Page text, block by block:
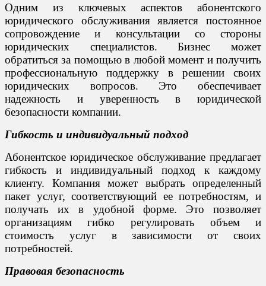
Одним из ключевых аспектов абонентского
юридического обслуживания является постоянное
сопровождение и консультации со стороны
юридических специалистов. Бизнес может
обратиться за помощью в любой момент и получить
профессиональную поддержку в решении своих
юридических вопросов. Это обеспечивает
надежность и уверенность в юридической
безопасности компании.
Гибкость и индивидуальный подход
Абонентское юридическое обслуживание предлагает
гибкость и индивидуальный подход к каждому
клиенту. Компания может выбрать определенный
пакет услуг, соответствующий ее потребностям, и
получать их в удобной форме. Это позволяет
организациям гибко регулировать объем и
стоимость услуг в зависимости от своих
потребностей.
Правовая безопасность